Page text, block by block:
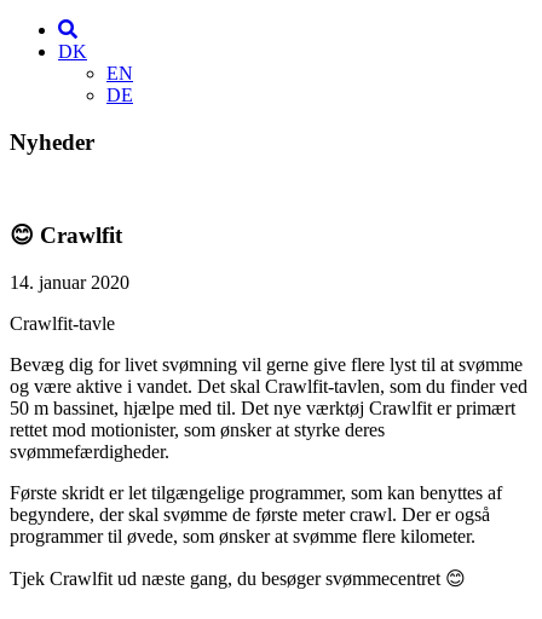
DK
EN
DE
Nyheder
😊 Crawlfit
14. januar 2020
Crawlfit-tavle
Bevæg dig for livet svømning vil gerne give flere lyst til at svømme
og være aktive i vandet. Det skal Crawlfit-tavlen, som du finder ved
50 m bassinet, hjælpe med til. Det nye værktøj Crawlfit er primært
rettet mod motionister, som ønsker at styrke deres
svømmefærdigheder.
Første skridt er let tilgængelige programmer, som kan benyttes af
begyndere, der skal svømme de første meter crawl. Der er også
programmer til øvede, som ønsker at svømme flere kilometer.
Tjek Crawlfit ud næste gang, du besøger svømmecentret 😊